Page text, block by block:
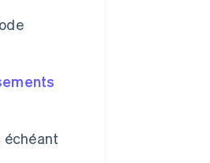
échéant